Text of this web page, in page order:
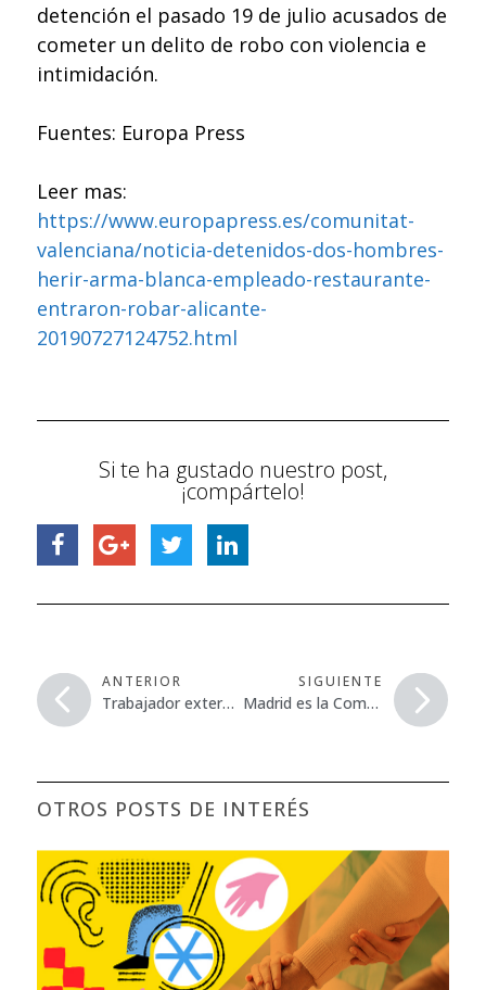
detención el pasado 19 de julio acusados de
cometer un delito de robo con violencia e
intimidación.
Fuentes: Europa Press
Leer mas:
https://www.europapress.es/comunitat-
valenciana/noticia-detenidos-dos-hombres-
herir-arma-blanca-empleado-restaurante-
entraron-robar-alicante-
20190727124752.html
Si te ha gustado nuestro post,
¡compártelo!
ANTERIOR
Trabajador externo herido al caer sobre él una puerta de cristal
SIGUIENTE
Madrid es la Comunidad que menos enfermedades profesionales declara
OTROS POSTS DE INTERÉS